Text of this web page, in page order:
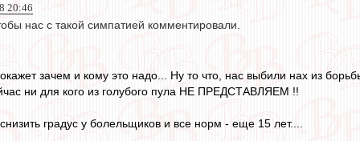
20:46
нас с такой симпатией комментировали.
зачем и кому это надо... Ну то что, нас выбили нах из
ни для кого из голубого пула НЕ ПРЕДСТАВЛЯЕМ !!
градус у болельщиков и все норм - еще 15 лет....